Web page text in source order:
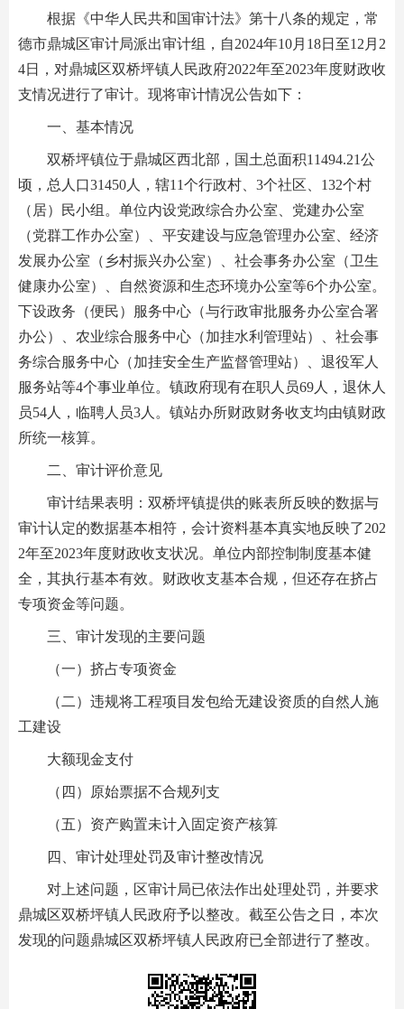
根据《中华人民共和国审计法》第十八条的规定，常
德市鼎城区审计局派出审计组，自2024年10月18日至12月2
4日，对鼎城区双桥坪镇人民政府2022年至2023年度财政收
支情况进行了审计。现将审计情况公告如下：
一、基本情况
双桥坪镇位于鼎城区西北部，国土总面积11494.21公
顷，总人口31450人，辖11个行政村、3个社区、132个村
（居）民小组。单位内设党政综合办公室、党建办公室
（党群工作办公室）、平安建设与应急管理办公室、经济
发展办公室（乡村振兴办公室）、社会事务办公室（卫生
健康办公室）、自然资源和生态环境办公室等6个办公室。
下设政务（便民）服务中心（与行政审批服务办公室合署
办公）、农业综合服务中心（加挂水利管理站）、社会事
务综合服务中心（加挂安全生产监督管理站）、退役军人
服务站等4个事业单位。镇政府现有在职人员69人，退休人
员54人，临聘人员3人。镇站办所财政财务收支均由镇财政
所统一核算。
二、审计评价意见
审计结果表明：双桥坪镇提供的账表所反映的数据与
审计认定的数据基本相符，会计资料基本真实地反映了202
2年至2023年度财政收支状况。单位内部控制制度基本健
全，其执行基本有效。财政收支基本合规，但还存在挤占
专项资金等问题。
三、审计发现的主要问题
（一）挤占专项资金
（二）违规将工程项目发包给无建设资质的自然人施
工建设
大额现金支付
（四）原始票据不合规列支
（五）资产购置未计入固定资产核算
四、审计处理处罚及审计整改情况
对上述问题，区审计局已依法作出处理处罚，并要求
鼎城区双桥坪镇人民政府予以整改。截至公告之日，本次
发现的问题鼎城区双桥坪镇人民政府已全部进行了整改。